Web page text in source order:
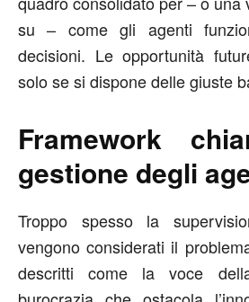
su – come gli agenti
decisioni. Le opportunità
solo se si dispone delle giuste
Framework
gestione degli
Troppo spesso la
vengono considerati il
descritti come la voce